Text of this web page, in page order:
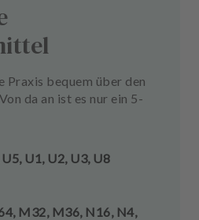
Praxis bequem über den
da an ist es nur ein 5-
U1, U2, U3, U8
M32, M36, N16, N4,